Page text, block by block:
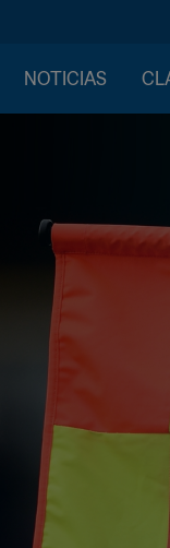
NOTICIAS